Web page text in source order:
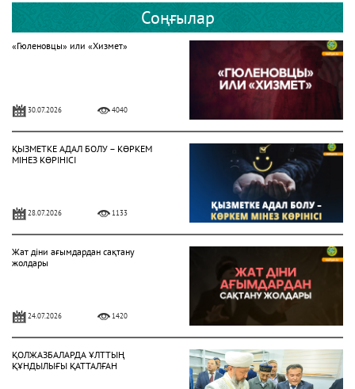
Соңғылар
«Гюленовцы» или «Хизмет»
30.07.2026 4040
ҚЫЗМЕТКЕ АДАЛ БОЛУ – КӨРКЕМ
МІНЕЗ КӨРІНІСІ
28.07.2026 1133
Жат діни ағымдардан сақтану
жолдары
24.07.2026 1420
ҚОЛЖАЗБАЛАРДА ҰЛТТЫҢ
ҚҰНДЫЛЫҒЫ ҚАТТАЛҒАН